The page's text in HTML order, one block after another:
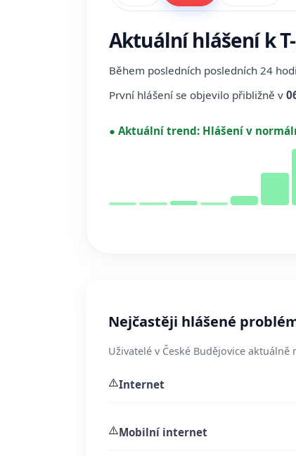
Aktuální hlášení k
Během posledních posledních 24
První hlášení se objevilo přibližně v
● Aktuální trend: Hlášení v
Nejčastěji hlášené
Uživatelé v České Budějovice
⚠️Internet
⚠️Mobilní internet